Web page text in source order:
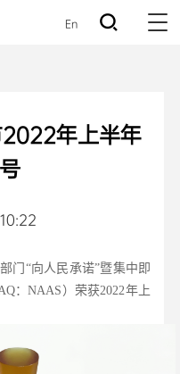
En
年上半年
门“向人民承诺”暨集中即
：NAAS）荣获2022年上